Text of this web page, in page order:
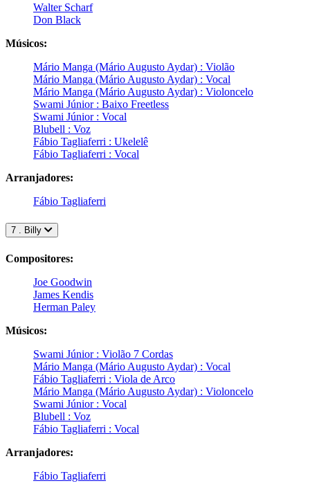
Walter Scharf
Don Black
Músicos:
Mário Manga (Mário Augusto Aydar) : Violão
Mário Manga (Mário Augusto Aydar) : Vocal
Mário Manga (Mário Augusto Aydar) : Violoncelo
Swami Júnior : Baixo Freetless
Swami Júnior : Vocal
Blubell : Voz
Fábio Tagliaferri : Ukelelê
Fábio Tagliaferri : Vocal
Arranjadores:
Fábio Tagliaferri
7 . Billy
Compositores:
Joe Goodwin
James Kendis
Herman Paley
Músicos:
Swami Júnior : Violão 7 Cordas
Mário Manga (Mário Augusto Aydar) : Vocal
Fábio Tagliaferri : Viola de Arco
Mário Manga (Mário Augusto Aydar) : Violoncelo
Swami Júnior : Vocal
Blubell : Voz
Fábio Tagliaferri : Vocal
Arranjadores:
Fábio Tagliaferri